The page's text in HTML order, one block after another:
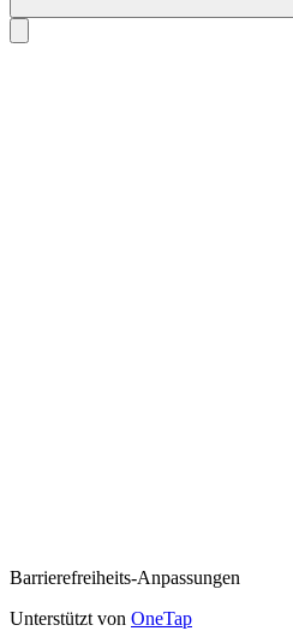
Barrierefreiheits-Anpassungen
Unterstützt von OneTap